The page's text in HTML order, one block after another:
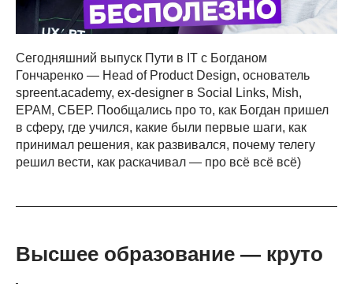
Сегодняшний выпуск Пути в IT с Богданом
Гончаренко — Head of Product Design, основатель
spreent.academy, ex-designer в Social Links, Mish,
EPAM, СБЕР. Пообщались про то, как Богдан пришел
в сферу, где учился, какие были первые шаги, как
принимал решения, как развивался, почему телегу
решил вести, как раскачивал — про всё всё всё)
Высшее образование — круто